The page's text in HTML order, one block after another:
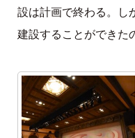
設は計画で終わる。し
建設することができた